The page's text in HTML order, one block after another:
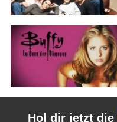
Hol dir jetzt die